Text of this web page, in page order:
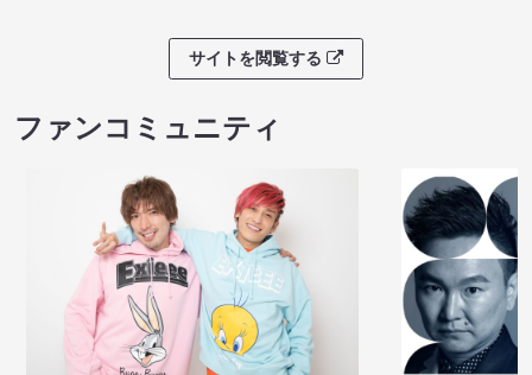
サイトを閲覧する
ファンコミュニティ